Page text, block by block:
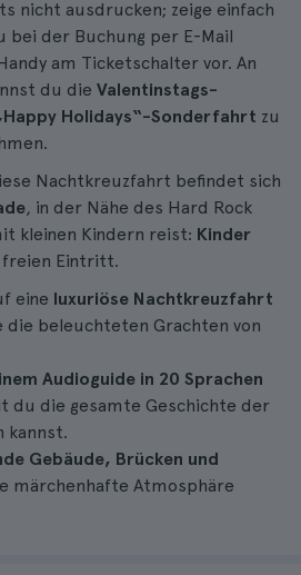
nicht ausdrucken; zeige einfach
bei der Buchung per E-Mail
am Ticketschalter vor. An
du die Valentinstags-
Holidays“-Sonderfahrt zu
Nachtkreuzfahrt befindet sich
, in der Nähe des Hard Rock
kleinen Kindern reist: Kinder
freien Eintritt.
eine luxuriöse Nachtkreuzfahrt
die beleuchteten Grachten von
Audioguide in 20 Sprachen
du die gesamte Geschichte der
kannst.
Gebäude, Brücken und
märchenhafte Atmosphäre